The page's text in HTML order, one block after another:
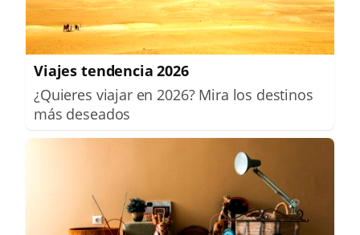
Viajes tendencia 2026
¿Quieres viajar en 2026? Mira los destinos
más deseados